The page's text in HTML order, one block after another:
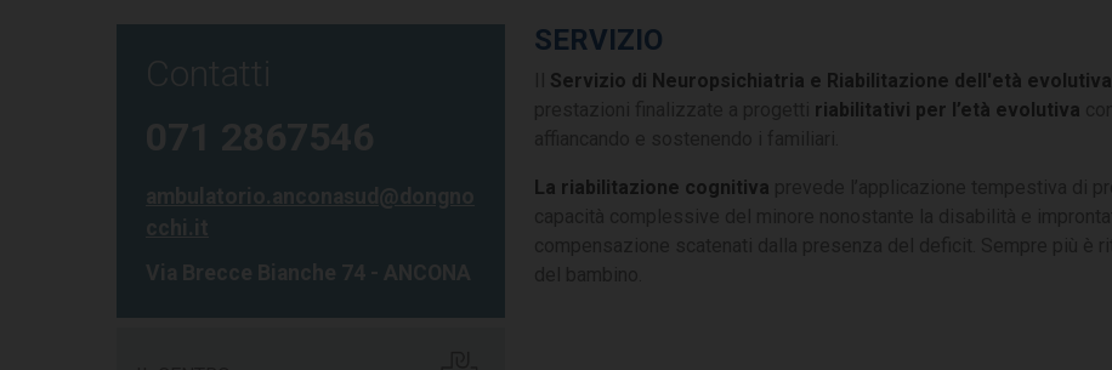
SERVIZIO
Servizio di Neuropsichiatria e Riabilitazione dell'età evolutiva
riabilitativi per l’età evolutiva
La riabilitazione cognitiva